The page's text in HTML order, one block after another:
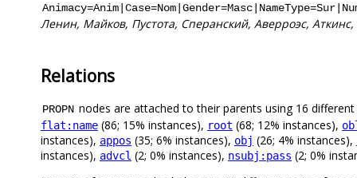
Ленин, Майков, Пустота, Сперанский, Аверроэс,
Relations
PROPN nodes are attached to their parents using 16
flat:name (86; 15% instances), root (68; 12% instances),
instances), appos (35; 6% instances), obj (26; 4% instances),
instances), advcl (2; 0% instances), nsubj:pass (2; 0%